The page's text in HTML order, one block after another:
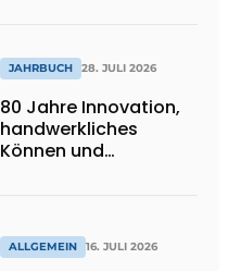
JAHRBUCH 28. JULI 2026
80 Jahre Innovation,
handwerkliches
Können und
ALLGEMEIN 16. JULI 2026